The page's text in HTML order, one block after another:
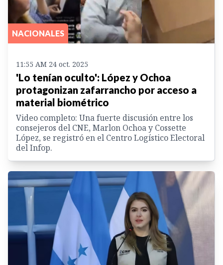
NACIONALES
11:55 AM 24 oct. 2025
'Lo tenían oculto': López y Ochoa
protagonizan zafarrancho por acceso a
material biométrico
Video completo: Una fuerte discusión entre los
consejeros del CNE, Marlon Ochoa y Cossette
López, se registró en el Centro Logístico Electoral
del Infop.